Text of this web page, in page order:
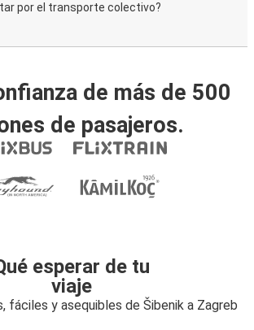
por el transporte colectivo?
de más de 500
de pasajeros.
esperar de tu
viaje
fáciles y asequibles de Šibenik a Zagreb